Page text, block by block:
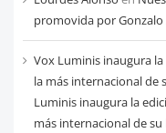
mespromovida por Gonzalo
Vox Luminis inaugura la
la más internacional de
Luminis inaugura la
más internacional de